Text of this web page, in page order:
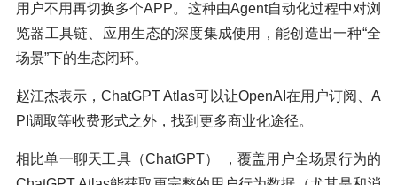
用户不用再切换多个APP。这种由Agent自动化过程中对浏
览器工具链、应用生态的深度集成使用，能创造出一种“全
场景”下的生态闭环。
赵江杰表示，ChatGPT Atlas可以让OpenAI在用户订阅、A
PI调取等收费形式之外，找到更多商业化途径。
相比单一聊天工具（ChatGPT） ，覆盖用户全场景行为的